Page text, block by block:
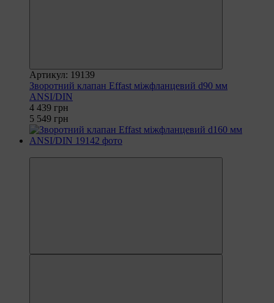
Артикул: 19139
Зворотний клапан Effast міжфланцевий d90 мм
ANSI/DIN
4 439 грн
5 549 грн